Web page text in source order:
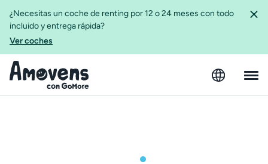
¿Necesitas un coche de renting por 12 o 24 meses con todo
incluido y entrega rápida?
Ver coches